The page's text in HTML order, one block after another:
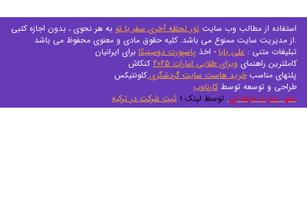
استفاده از مطالب وب سایت تور لحظه آخری سفر با تو به هر نحوی ، بدون اجازه کتبی
از مدیریت سایت ممنوع می باشد. کلیه حقوق مادی و معنوی محفوظ می باشد.
تبلیغات متنی : علی بابا - اخذ پاسپورت دومینیکا برای ایرانیان
کاملترین راهنمای ویزای طلایی امارات 2025
کنکاش
پلنهای مناسب خرید هاست سایت گردشگریکلونتیکس
طراحی و توسعه توسطکارناوب
سئو سایت حرفه ای توسط لینک 1 ثبت شرکت در ترکیه